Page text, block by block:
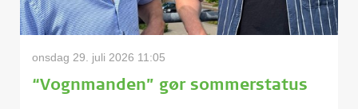
onsdag 29. juli 2026 11:05
“Vognmanden” gør sommerstatus